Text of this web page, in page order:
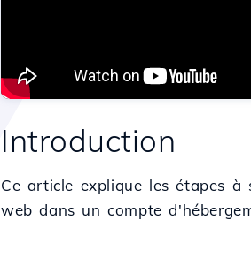
Introduction
Ce article explique les étapes à
web dans un compte